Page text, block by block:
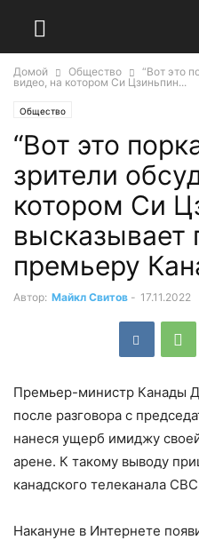
Домой Общество
“Вот это
видео, на котором Си Цзиньпин...
Общество
“Вот это
зрители
котором Си
высказывает
премьеру
Автор: Майкл Свитов - 17.11.2022
Премьер-министр Канады
после разговора с
нанеся ущерб имиджу
арене. К такому выводу
канадского телеканала
Накануне в Интернете